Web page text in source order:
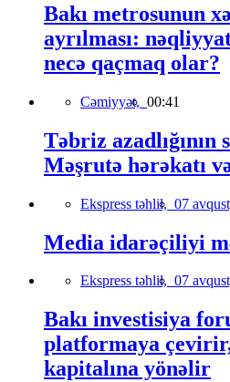
Bakı metrosunun
ayrılması:
necə qaçmaq olar?
Cəmiyyət, 00:41
Təbriz azadlığının
Məşrutə hərəkatı
Ekspress təhlil, 07
Media idarəçiliyi
Ekspress təhlil, 07
Bakı investisiya
platformaya
kapitalına yönəlir